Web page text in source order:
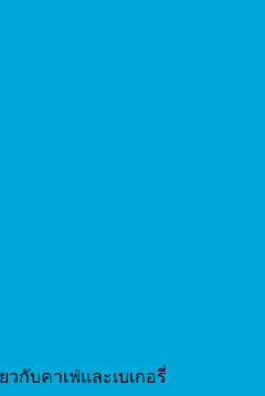
วกับคาเฟ่และเบเกอรี่